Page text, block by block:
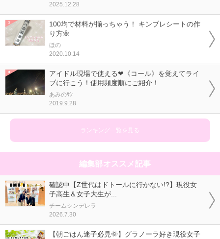
2025.12.28
100均で材料が揃っちゃう！ キンブレシートの作
り方🌼
ほの
2020.10.14
アイドル現場で使える❤《コール》を覚えてライ
ブに行こう！使用頻度順にご紹介！
あみのｻﾝ
2019.9.28
ランキング一覧を見る
編集部オススメ記事
確認中【Z世代はドトールに行かない!?】現役女
子高生＆女子大生が...
チームシンデレラ
2026.7.30
【朝ごはん迷子必見🌞】グラノーラ好き現役女子